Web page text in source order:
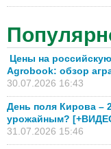
Цены на
Agrobook: обзор
30.07.2026 16:43
День поля Кирова –
урожайным?
31.07.2026 15:46